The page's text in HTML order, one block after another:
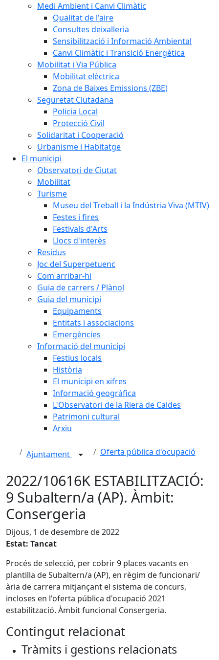
Medi Ambient i Canvi Climàtic
Qualitat de l'aire
Consultes deixalleria
Sensibilització i Informació Ambiental
Canvi Climàtic i Transició Energètica
Mobilitat i Via Pública
Mobilitat elèctrica
Zona de Baixes Emissions (ZBE)
Seguretat Ciutadana
Policia Local
Protecció Civil
Solidaritat i Cooperació
Urbanisme i Habitatge
El municipi
Observatori de Ciutat
Mobilitat
Turisme
Museu del Treball i la Indústria Viva (MTIV)
Festes i fires
Festivals d'Arts
Llocs d'interès
Residus
Joc del Superpetuenc
Com arribar-hi
Guia de carrers / Plànol
Guia del municipi
Equipaments
Entitats i associacions
Emergències
Informació del municipi
Festius locals
Història
El municipi en xifres
Informació geogràfica
L'Observatori de la Riera de Caldes
Patrimoni cultural
Arxiu
Ajuntament Oferta pública d'ocupació
2022/10616K ESTABILITZACIÓ:
9 Subaltern/a (AP). Àmbit:
Consergeria
Dijous, 1 de desembre de 2022
Estat: Tancat
Procés de selecció, per cobrir 9 places vacants en
plantilla de Subaltern/a (AP), en règim de funcionari/
ària de carrera mitjançant el sistema de concurs,
incloses en l'oferta pública d'ocupació 2021
estabilització. Àmbit funcional Consergeria.
Contingut relacionat
Tràmits i gestions relacionats